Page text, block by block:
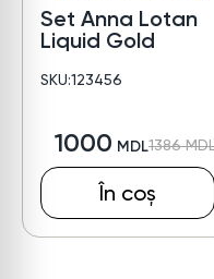
Set Anna Lotan
Liquid Gold
SKU:123456
1386
1000
În coș